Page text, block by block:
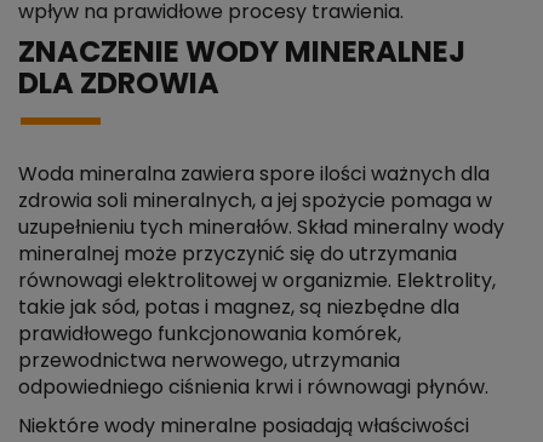
wpływ na prawidłowe procesy trawienia.
ZNACZENIE WODY MINERALNEJ
DLA ZDROWIA
Woda mineralna zawiera spore ilości ważnych dla
zdrowia soli mineralnych, a jej spożycie pomaga w
uzupełnieniu tych minerałów. Skład mineralny wody
mineralnej może przyczynić się do utrzymania
równowagi elektrolitowej w organizmie. Elektrolity,
takie jak sód, potas i magnez, są niezbędne dla
prawidłowego funkcjonowania komórek,
przewodnictwa nerwowego, utrzymania
odpowiedniego ciśnienia krwi i równowagi płynów.
Niektóre wody mineralne posiadają właściwości